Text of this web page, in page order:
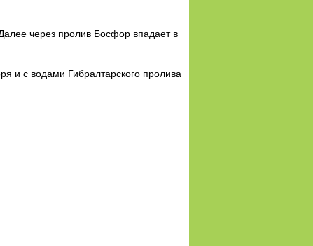
через пролив Босфор впадает в
и с водами Гибралтарского пролива